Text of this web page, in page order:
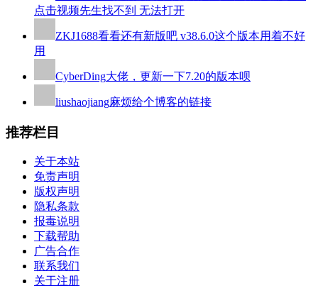
点击视频先生找不到 无法打开
ZKJ1688看看还有新版吧 v38.6.0这个版本用着不好
用
CyberDing大佬，更新一下7.20的版本呗
liushaojiang麻烦给个博客的链接
推荐栏目
关于本站
免责声明
版权声明
隐私条款
报毒说明
下载帮助
广告合作
联系我们
关于注册